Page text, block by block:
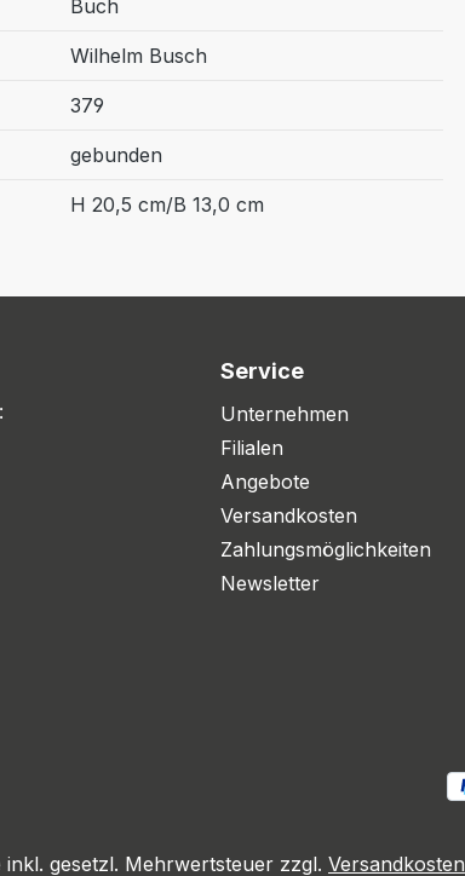
Buch
Wilhelm Busch
379
gebunden
H 20,5 cm/B 13,0 cm
Service
Unternehmen
Filialen
Angebote
Versandkosten
Zahlungsmöglichkeiten
Newsletter
inkl. gesetzl. Mehrwertsteuer zzgl. Versandkosten